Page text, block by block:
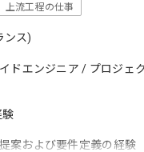
上流工程の仕事
ンス)
ドエンジニア / プロジェ
験
案および要件定義の経験